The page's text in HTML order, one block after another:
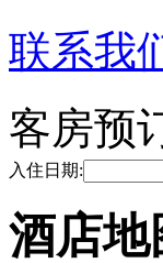
联系我
客房预
入住日期:
酒店地